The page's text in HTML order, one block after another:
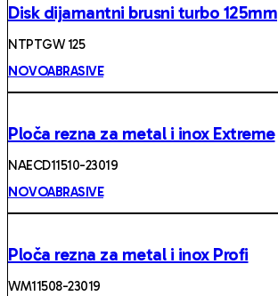
Disk dijamantni brusni turbo 125mm
NTPTGW 125
NOVOABRASIVE
Ploča rezna za metal i inox Extreme
NAECD11510-23019
NOVOABRASIVE
Ploča rezna za metal i inox Profi
WM11508-23019